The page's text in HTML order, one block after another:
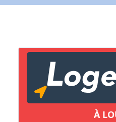
À
Lien vers inscription
Copier lien